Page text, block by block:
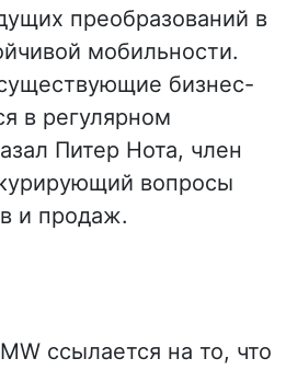
преобразований в
мобильности.
бизнес-
в регулярном
Питер Нота, член
вопросы
и продаж.
ссылается на то, что